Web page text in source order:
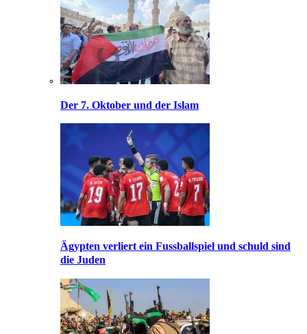
Der 7. Oktober und der Islam
Ägypten verliert ein Fussballspiel und schuld sind
die Juden